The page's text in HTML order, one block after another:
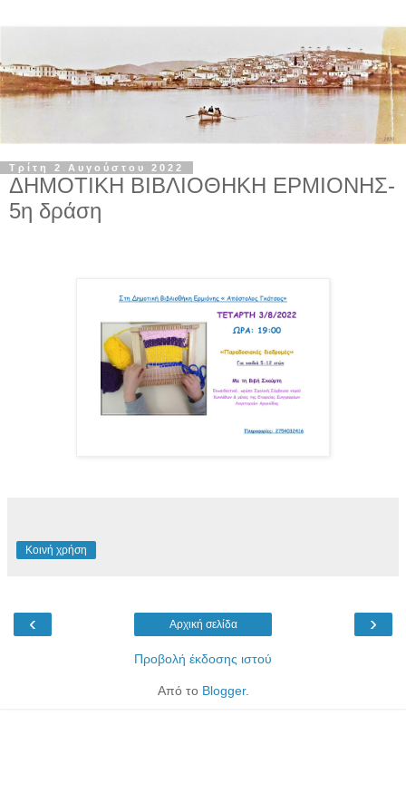
Τρίτη 2 Αυγούστου 2022
ΔΗΜΟΤΙΚΗ ΒΙΒΛΙΟΘΗΚΗ ΕΡΜΙΟΝΗΣ-
5η δράση
Κοινή χρήση
‹ ›
Αρχική σελίδα
Προβολή έκδοσης ιστού
Από το Blogger.